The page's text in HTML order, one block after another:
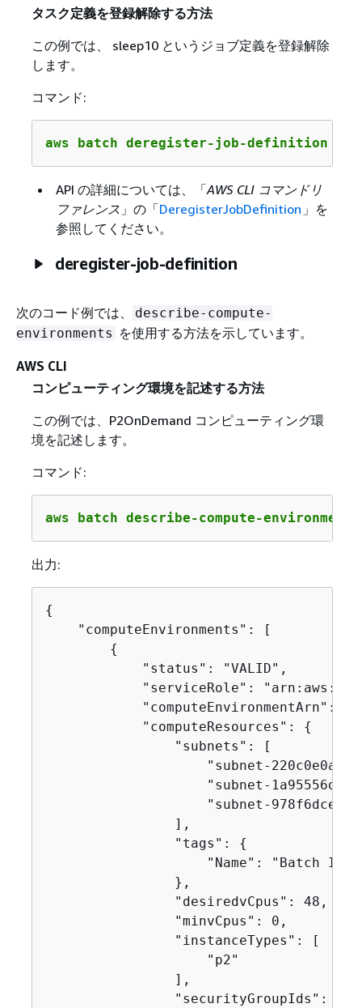
タスク定義を登録解除する方法
この例では、 sleep10 というジョブ定義を登録解除
します。
コマンド:
aws batch deregister-job-definition
API の詳細については、「AWS CLI コマンドリ
ファレンス 」の「DeregisterJobDefinition 」を
参照してください。
deregister-job-definition
次のコード例では、
describe-compute-
environments を使用する方法を示しています。
AWS CLI
コンピューティング環境を記述する方法
この例では、P2OnDemand コンピューティング環
境を記述します。
コマンド:
aws batch describe-compute-
出力:
{
    "computeEnvironments": [
{
            "status": "VALID",
"serviceRole":
"computeEnvironmentArn":
            "computeResources":
{
                "subnets": [
                    "subnet-220c0e0a",
                    "subnet-1a95556d",
                    "subnet-978f6dce"
                ],
                "tags":
{
"Name": "Batch
                },
                "desiredvCpus": 48,
                "minvCpus": 0,
                "instanceTypes": [
                    "p2"
                ],
                "securityGroupIds": [